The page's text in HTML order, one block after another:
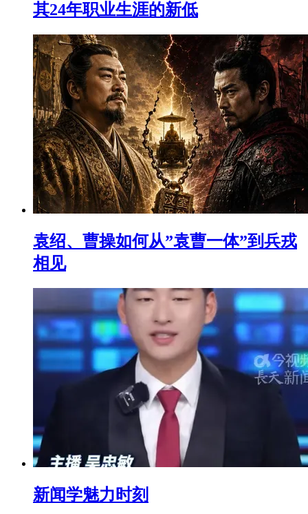
其24年职业生涯的新低
袁绍、曹操如何从”袁曹一体”到兵戎
相见
新闻学魅力时刻